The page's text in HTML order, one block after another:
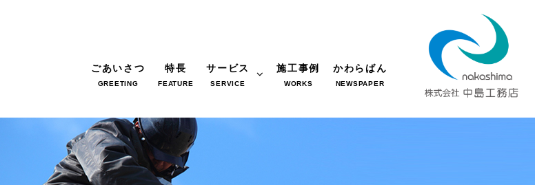
ごあいさつ
GREETING
特長
FEATURE
サービス
SERVICE
施工事例
WORKS
かわらばん
NEWSPAPER